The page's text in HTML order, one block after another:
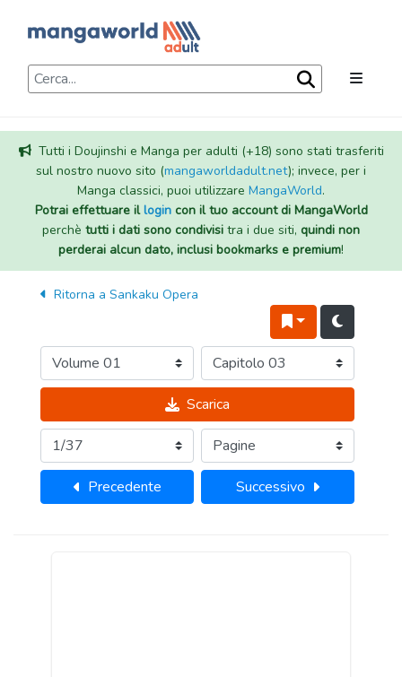
Tutti i Doujinshi e Manga per adulti (+18) sono stati trasferiti
sul nostro nuovo sito (mangaworldadult.net); invece, per i
Manga classici, puoi utilizzare MangaWorld.
Potrai effettuare illogincon il tuo account di MangaWorld
perchè tutti i dati sono condivisi tra i due siti, quindi non
perderai alcun dato, inclusi bookmarks e premium!
Ritorna a Sankaku Opera
Scarica
Precedente Successivo